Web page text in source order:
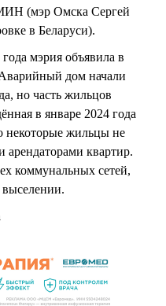
(мэр Омска Сергей
в Беларуси).
мэрия объявила в
дом начали
но часть жильцов
в январе 2024 года
некоторые жильцы не
арендаторами квартир.
коммунальных сетей,
выселении.